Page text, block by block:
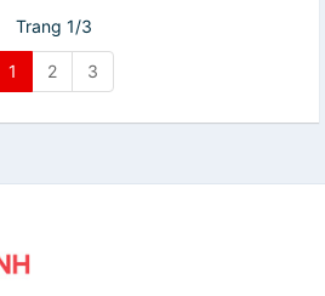
Trang 1/3
1 2 3